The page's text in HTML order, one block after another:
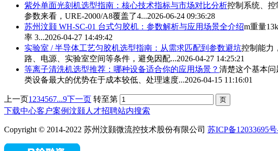
紫外单面光刻机选型指南：核心技术指标与市场对比分析控制系统、
参数来看，URE-2000/A8覆盖了4...2026-06-24 09:36:28
苏州汶颢 WH-SC-01 台式匀胶机：参数解析与应用场景全介绍m重量
率 3...2026-04-27 14:49:42
实验室 / 半导体工艺匀胶机选型指南：从需求匹配到参数避坑控制能力
路、电源、实验室空间等条件，避免因配...2026-04-27 14:25:21
等离子清洗机选型推荐：哪种设备适合你的应用场景？ 清楚这个基本
类设备最大的优势在于成本较低、处理速度...2026-04-15 11:16:01
上一页1 234567...9下一页 转至第
下载中心客户案例汶颢人才招聘站内搜索
Copyright © 2014-2022 苏州汶颢微流控技术股份有限公司 苏ICP备12033695